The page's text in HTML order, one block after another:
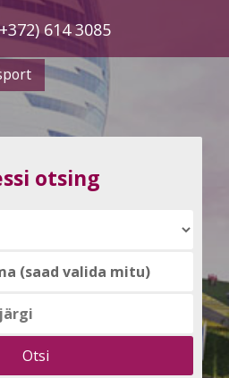
614 3085
otsing